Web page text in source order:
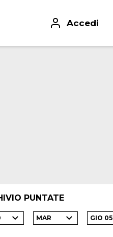
Accedi
PUNTATE
MAR GIO 05